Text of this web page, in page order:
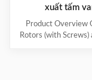
xuất tấm
Product Overview
Rotors (with
performance,